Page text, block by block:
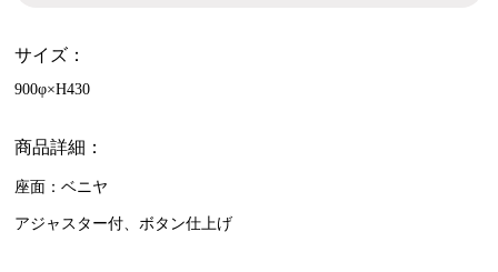
サイズ：
900φ×H430
商品詳細：
座面：ベニヤ
アジャスター付、ボタン仕上げ